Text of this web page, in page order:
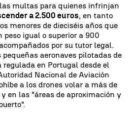
multas para quienes infrinjan
a 2.500 euros, en tanto
menores de dieciséis años que
peso igual o superior a 900
por su tutor legal.
aeronaves pilotadas de
en Portugal desde el
Nacional de Aviación
a los drones volar a más de
en las "áreas de aproximación y